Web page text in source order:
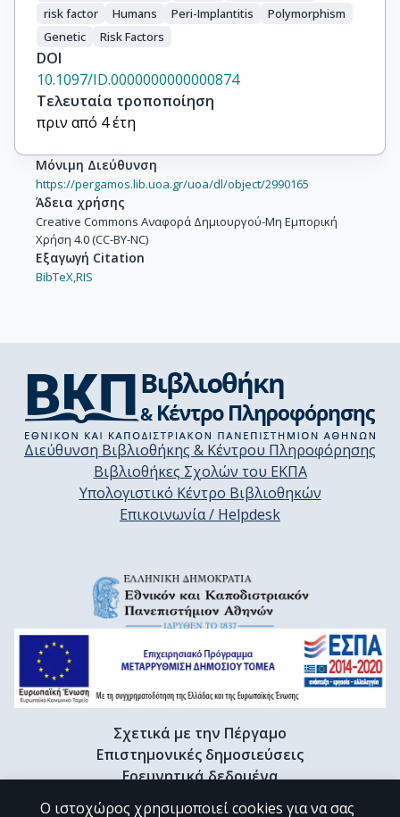
risk factor
Humans Peri-Implantitis
Polymorphism
Genetic
Risk Factors
DOI
10.1097/ID.0000000000000874
Τελευταία τροποποίηση
πριν από 4 έτη
Μόνιμη Διεύθυνση
https://pergamos.lib.uoa.gr/uoa/dl/object/2990165
Άδεια χρήσης
Creative Commons Αναφορά Δημιουργού-Μη Εμπορική
Χρήση 4.0 (CC-BY-NC)
Εξαγωγή Citation
BibTeX,RIS
Διεύθυνση Βιβλιοθήκης & Κέντρου Πληροφόρησης
Βιβλιοθήκες Σχολών του ΕΚΠΑ
Υπολογιστικό Κέντρο Βιβλιοθηκών
Επικοινωνία / Helpdesk
Σχετικά με την Πέργαμο
Επιστημονικές δημοσιεύσεις
Ερευνητικά δεδομένα
Διδακτορικές διατριβές & Γκρίζα βιβλιογραφία
Ο ιστοχώρος χρησιμοποιεί cookies για να σας